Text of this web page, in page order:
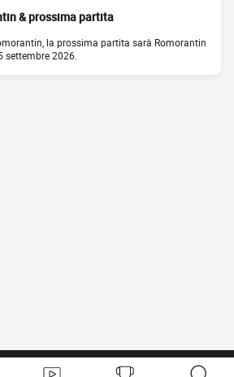
& prossima partita
la prossima partita sarà Romorantin
settembre 2026.